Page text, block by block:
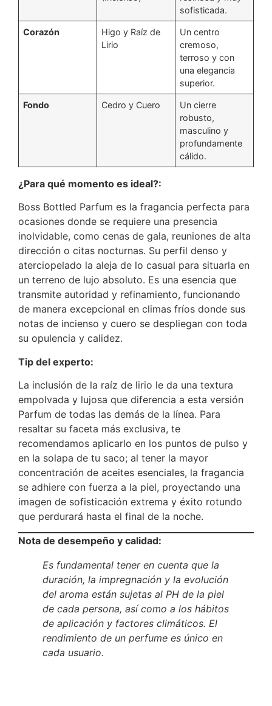
sofisticada.
Corazón
Higo y Raíz de
Lirio
Un centro
cremoso,
terroso y con
una elegancia
superior.
Fondo Cedro y Cuero
Un cierre
robusto,
masculino y
profundamente
cálido.
¿Para qué momento es ideal?:
Boss Bottled Parfum es la fragancia perfecta para
ocasiones donde se requiere una presencia
inolvidable, como cenas de gala, reuniones de alta
dirección o citas nocturnas. Su perfil denso y
aterciopelado la aleja de lo casual para situarla en
un terreno de lujo absoluto. Es una esencia que
transmite autoridad y refinamiento, funcionando
de manera excepcional en climas fríos donde sus
notas de incienso y cuero se despliegan con toda
su opulencia y calidez.
Tip del experto:
La inclusión de la raíz de lirio le da una textura
empolvada y lujosa que diferencia a esta versión
Parfum de todas las demás de la línea. Para
resaltar su faceta más exclusiva, te
recomendamos aplicarlo en los puntos de pulso y
en la solapa de tu saco; al tener la mayor
concentración de aceites esenciales, la fragancia
se adhiere con fuerza a la piel, proyectando una
imagen de sofisticación extrema y éxito rotundo
que perdurará hasta el final de la noche.
Nota de desempeño y calidad:
Es fundamental tener en cuenta que la
duración, la impregnación y la evolución
del aroma están sujetas al PH de la piel
de cada persona, así como a los hábitos
de aplicación y factores climáticos. El
rendimiento de un perfume es único en
cada usuario.